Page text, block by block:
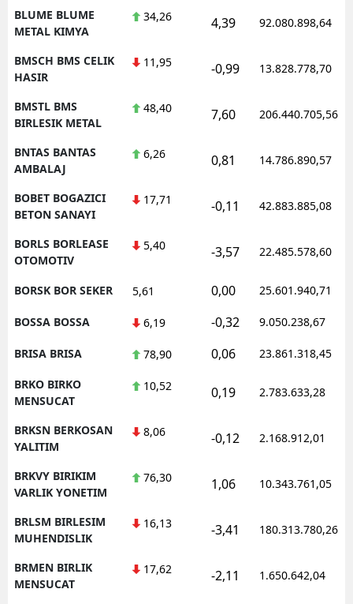
BLUME BLUME
METAL KIMYA
34,26 4,39 92.080.898,64
BMSCH BMS CELIK
HASIR
11,95 -0,99 13.828.778,70
BMSTL BMS
BIRLESIK METAL
48,40 7,60 206.440.705,56
BNTAS BANTAS
AMBALAJ
6,26 0,81 14.786.890,57
BOBET BOGAZICI
BETON SANAYI
17,71 -0,11 42.883.885,08
BORLS BORLEASE
OTOMOTIV
5,40 -3,57 22.485.578,60
BORSK BOR SEKER 5,61 0,00 25.601.940,71
BOSSA BOSSA 6,19 -0,32 9.050.238,67
BRISA BRISA 78,90 0,06 23.861.318,45
BRKO BIRKO
MENSUCAT
10,52 0,19 2.783.633,28
BRKSN BERKOSAN
YALITIM
8,06 -0,12 2.168.912,01
BRKVY BIRIKIM
VARLIK YONETIM
76,30 1,06 10.343.761,05
BRLSM BIRLESIM
MUHENDISLIK
16,13 -3,41 180.313.780,26
BRMEN BIRLIK
MENSUCAT
17,62 -2,11 1.650.642,04